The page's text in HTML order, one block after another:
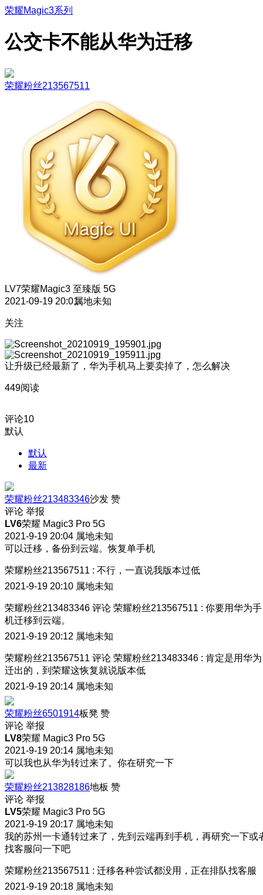
荣耀Magic3系列
公交卡不能从华为迁移
荣耀粉丝213567511
LV7荣耀Magic3 至臻版 5G
2021-09-19 20:01属地未知
关注
让升级已经最新了，华为手机马上要卖掉了，怎么解决
449阅读
评论10
默认
默认
最新
荣耀粉丝213483346沙发 赞
评论 举报
LV6荣耀 Magic3 Pro 5G
2021-9-19 20:04 属地未知
可以迁移，备份到云端。恢复单手机
荣耀粉丝213567511 : 不行，一直说我版本过低
2021-9-19 20:10 属地未知
荣耀粉丝213483346 评论 荣耀粉丝213567511 : 你要用华为手
机迁移到云端。
2021-9-19 20:12 属地未知
荣耀粉丝213567511 评论 荣耀粉丝213483346 : 肯定是用华为
迁出的，到荣耀这恢复就说版本低
2021-9-19 20:14 属地未知
荣耀粉丝6501914板凳 赞
评论 举报
LV8荣耀 Magic3 Pro 5G
2021-9-19 20:14 属地未知
可以我也从华为转过来了。你在研究一下
荣耀粉丝213828186地板 赞
评论 举报
LV5荣耀 Magic3 Pro 5G
2021-9-19 20:17 属地未知
我的苏州一卡通转过来了，先到云端再到手机，再研究一下或
找客服问一下吧
荣耀粉丝213567511 : 迁移各种尝试都没用，正在排队找客服
2021-9-19 20:18 属地未知